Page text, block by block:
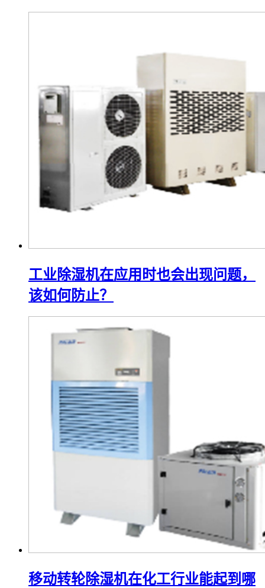
工业除湿机在应用时也会出现问题，
该如何防止？
移动转轮除湿机在化工行业能起到哪